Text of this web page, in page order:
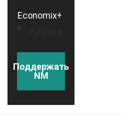
Economix+
Поддержать
NM